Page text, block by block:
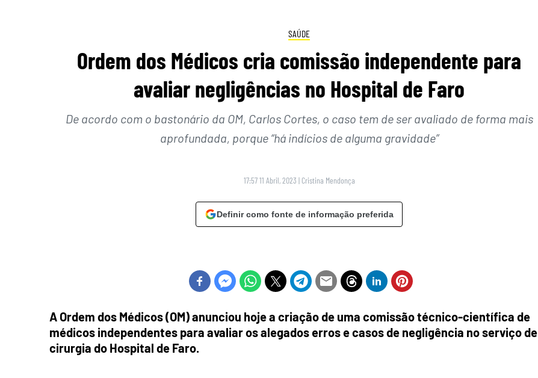
SAÚDE
Ordem dos Médicos cria comissão independente para
avaliar negligências no Hospital de Faro
De acordo com o bastonário da OM, Carlos Cortes, o caso tem de ser avaliado de forma mais
aprofundada, porque “há indícios de alguma gravidade”
17:57 11 Abril, 2023 | Cristina Mendonça
Definir como fonte de informação preferida
A Ordem dos Médicos (OM) anunciou hoje a criação de uma comissão técnico-científica de
médicos independentes para avaliar os alegados erros e casos de negligência no serviço de
cirurgia do Hospital de Faro.